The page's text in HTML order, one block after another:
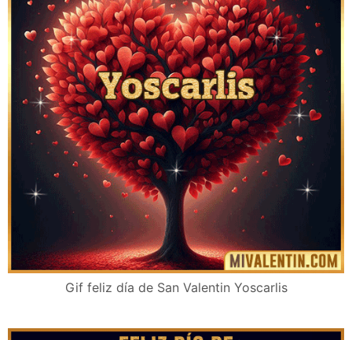
Gif feliz día de San Valentin Yoscarlis